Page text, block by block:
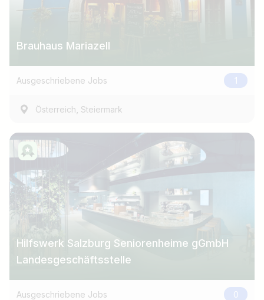
Brauhaus Mariazell
Ausgeschriebene Jobs 1
Österreich, Steiermark
Hilfswerk Salzburg Seniorenheime gGmbH
Landesgeschäftsstelle
Ausgeschriebene Jobs 0